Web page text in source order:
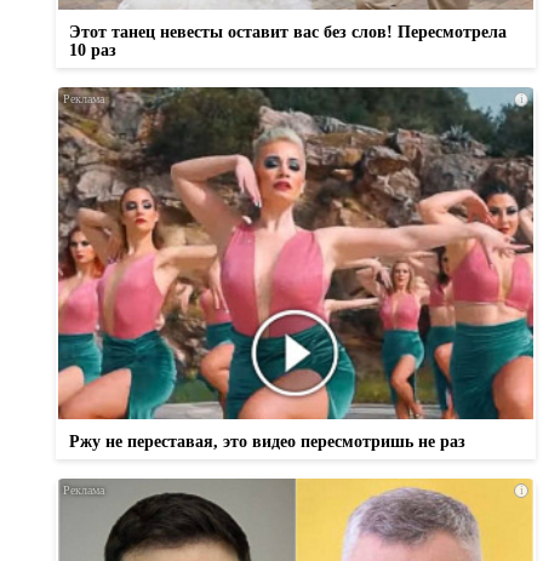
Этот танец невесты оставит вас без слов! Пересмотрела
10 раз
i
Ржу не переставая, это видео пересмотришь не раз
i